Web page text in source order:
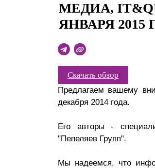
Новости
Почему «Пепеляев Групп»?
Обращение Управляющего
Социальная
МЕДИА,
ЯНВАРЯ 2015
Скачать обзор
Предлагаем вашему
декабря 2014 года.
Его авторы -
"Пепеляев Групп".
Мы надеемся, что